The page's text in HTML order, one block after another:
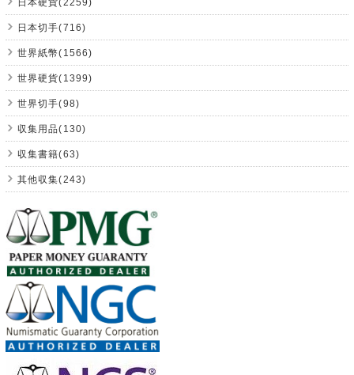
日本切手(716)
世界紙幣(1566)
世界硬貨(1399)
世界切手(98)
収集用品(130)
収集書籍(63)
其他収集(243)